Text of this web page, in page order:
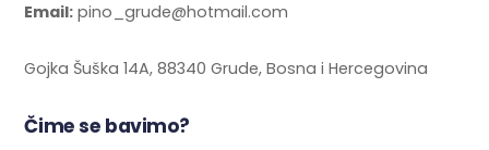
Email: pino_grude@hotmail.com
Gojka Šuška 14A, 88340 Grude, Bosna i Hercegovina
Čime se bavimo?